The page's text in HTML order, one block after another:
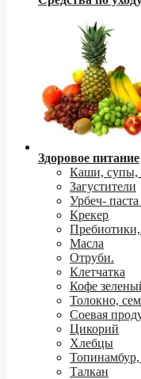
Здоровое питание
Каши, супы,
Загустители
Урбеч-
Крекер
Масла
Отруби.
Клетчатка
Кофе
Толокно,
Соевая
Цикорий
Хлебцы
Талкан